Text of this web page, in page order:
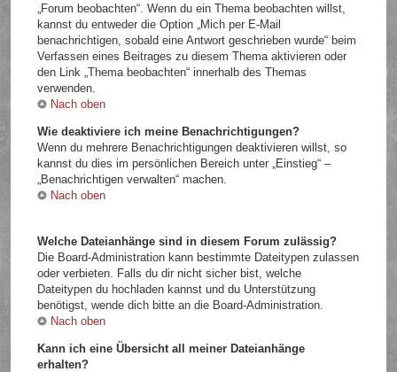
„Forum beobachten“. Wenn du ein Thema beobachten willst,
kannst du entweder die Option „Mich per E-Mail
benachrichtigen, sobald eine Antwort geschrieben wurde“ beim
Verfassen eines Beitrages zu diesem Thema aktivieren oder
den Link „Thema beobachten“ innerhalb des Themas
verwenden.
Nach oben
Wie deaktiviere ich meine Benachrichtigungen?
Wenn du mehrere Benachrichtigungen deaktivieren willst, so
kannst du dies im persönlichen Bereich unter „Einstieg“ –
„Benachrichtigen verwalten“ machen.
Nach oben
Welche Dateianhänge sind in diesem Forum zulässig?
Die Board-Administration kann bestimmte Dateitypen zulassen
oder verbieten. Falls du dir nicht sicher bist, welche
Dateitypen du hochladen kannst und du Unterstützung
benötigst, wende dich bitte an die Board-Administration.
Nach oben
Kann ich eine Übersicht all meiner Dateianhänge
erhalten?